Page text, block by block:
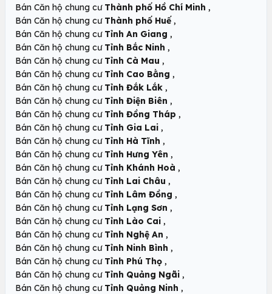
Bán Căn hộ chung cư Thành phố Hồ Chí Minh ,
Bán Căn hộ chung cư Thành phố Huế ,
Bán Căn hộ chung cư Tỉnh An Giang ,
Bán Căn hộ chung cư Tỉnh Bắc Ninh ,
Bán Căn hộ chung cư Tỉnh Cà Mau ,
Bán Căn hộ chung cư Tỉnh Cao Bằng ,
Bán Căn hộ chung cư Tỉnh Đắk Lắk ,
Bán Căn hộ chung cư Tỉnh Điện Biên ,
Bán Căn hộ chung cư Tỉnh Đồng Tháp ,
Bán Căn hộ chung cư Tỉnh Gia Lai ,
Bán Căn hộ chung cư Tỉnh Hà Tĩnh ,
Bán Căn hộ chung cư Tỉnh Hưng Yên ,
Bán Căn hộ chung cư Tỉnh Khánh Hoà ,
Bán Căn hộ chung cư Tỉnh Lai Châu ,
Bán Căn hộ chung cư Tỉnh Lâm Đồng ,
Bán Căn hộ chung cư Tỉnh Lạng Sơn ,
Bán Căn hộ chung cư Tỉnh Lào Cai ,
Bán Căn hộ chung cư Tỉnh Nghệ An ,
Bán Căn hộ chung cư Tỉnh Ninh Bình ,
Bán Căn hộ chung cư Tỉnh Phú Thọ ,
Bán Căn hộ chung cư Tỉnh Quảng Ngãi ,
Bán Căn hộ chung cư Tỉnh Quảng Ninh ,